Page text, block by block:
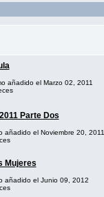
añadido el Marzo 02, 2011
Parte Dos
añadido el Noviembre 20, 2011
Mujeres
añadido el Junio 09, 2012